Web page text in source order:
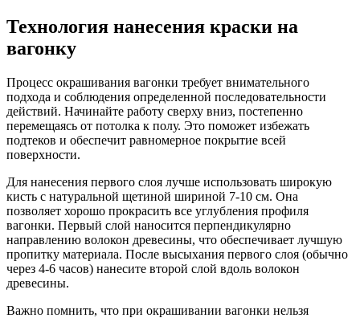
Технология нанесения краски на
вагонку
Процесс окрашивания вагонки требует внимательного
подхода и соблюдения определенной последовательности
действий. Начинайте работу сверху вниз, постепенно
перемещаясь от потолка к полу. Это поможет избежать
подтеков и обеспечит равномерное покрытие всей
поверхности.
Для нанесения первого слоя лучше использовать широкую
кисть с натуральной щетиной шириной 7-10 см. Она
позволяет хорошо прокрасить все углубления профиля
вагонки. Первый слой наносится перпендикулярно
направлению волокон древесины, что обеспечивает лучшую
пропитку материала. После высыхания первого слоя (обычно
через 4-6 часов) нанесите второй слой вдоль волокон
древесины.
Важно помнить, что при окрашивании вагонки нельзя